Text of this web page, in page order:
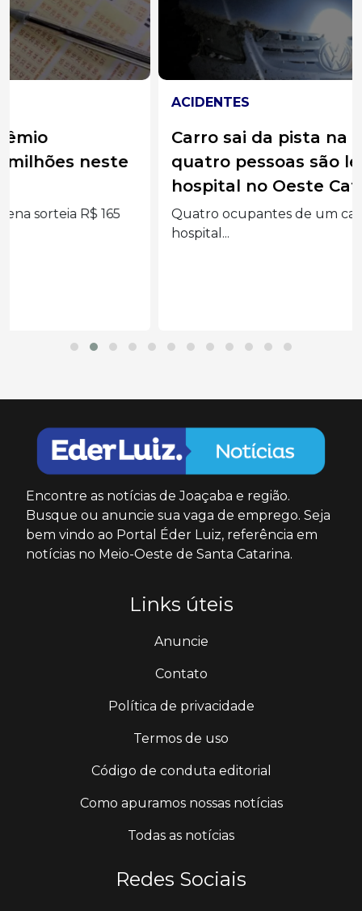
Carro sai da pista na BR-282 e
quatro pessoas são levadas ao
hospital no Oeste Catarinense
Quatro ocupantes de um carro foram levados ao
Encontre as notícias de Joaçaba e região.
Busque ou anuncie sua vaga de emprego. Seja
bem vindo ao Portal Éder Luiz, referência em
notícias no Meio-Oeste de Santa Catarina.
Links úteis
Anuncie
Contato
Política de privacidade
Termos de uso
Código de conduta editorial
Como apuramos nossas notícias
Todas as notícias
Redes Sociais